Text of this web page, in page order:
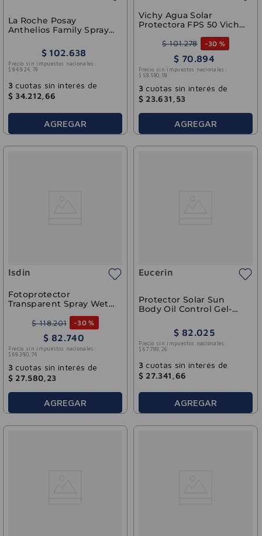
La Roche Posay
Anthelios Family Spray
$ 102.638
Precio sin impuestos nacionales:
$ 84.824, 79
3 cuotas sin interés de
$ 34.212 66
AGREGAR
Vichy Agua Solar
Protectora FPS 50 Vichy
$ 101.278 -30 %
$ 70 894
Precio sin impuestos nacionales:
$ 58 590 58
3 cuotas sin interés de
$ 23.631 53
AGREGAR
Isdin
Fotoprotector
Transparent Spray Wet
$ 118.201 -30 %
$ 82.740
Precio sin impuestos nacionales:
$ 68 .380, 74
3 cuotas sin interés de
$ 27.580 23
AGREGAR
Eucerin
Protector Solar Sun
Body Oil Control Gel-
50+ Eucerin 200ml
$ 82.025
Precio sin impuestos nacionales:
$ 67.789, 26
3 cuotas sin interés de
$ 27.341 66
AGREGAR